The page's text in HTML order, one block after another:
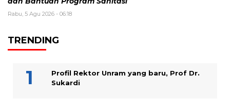
Rabu, 5 Agu 2026 - 06:18
TRENDING
Profil Rektor Unram yang baru, Prof Dr.
Sukardi